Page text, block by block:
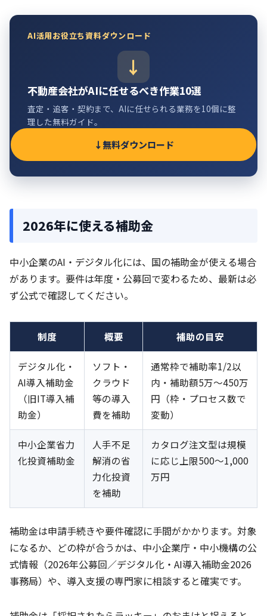
AI活用お役立ち資料ダウンロード
不動産会社がAIに任せるべき作業10選
査定・追客・契約まで、AIに任せられる業務を10個に整
理した無料ガイド。
無料ダウンロード
2026年に使える補助金
中小企業のAI・デジタル化には、国の補助金が使える場合
があります。要件は年度・公募回で変わるため、最新は必
ず公式で確認してください。
制度 概要 補助の目安
デジタル化・
AI導入補助金
（旧IT導入補
助金）
ソフト・
クラウド
等の導入
費を補助
通常枠で補助率1/2以
内・補助額5万〜450万
円（枠・プロセス数で
変動）
中小企業省力
化投資補助金
人手不足
解消の省
力化投資
を補助
カタログ注文型は規模
に応じ上限500〜1,000
万円
補助金は申請手続きや要件確認に手間がかかります。対象
になるか、どの枠が合うかは、中小企業庁・中小機構の公
式情報（2026年公募回／デジタル化・AI導入補助金2026
事務局）や、導入支援の専門家に相談すると確実です。